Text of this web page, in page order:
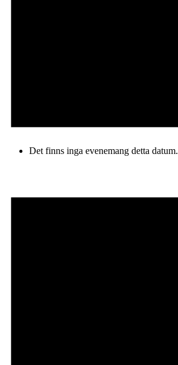
Det finns inga evenemang detta datum.